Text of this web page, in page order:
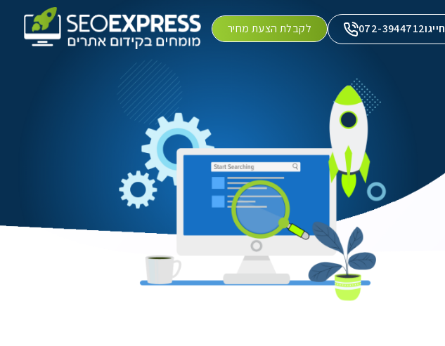
חייגו072-3944712 לקבלת הצעת מחיר